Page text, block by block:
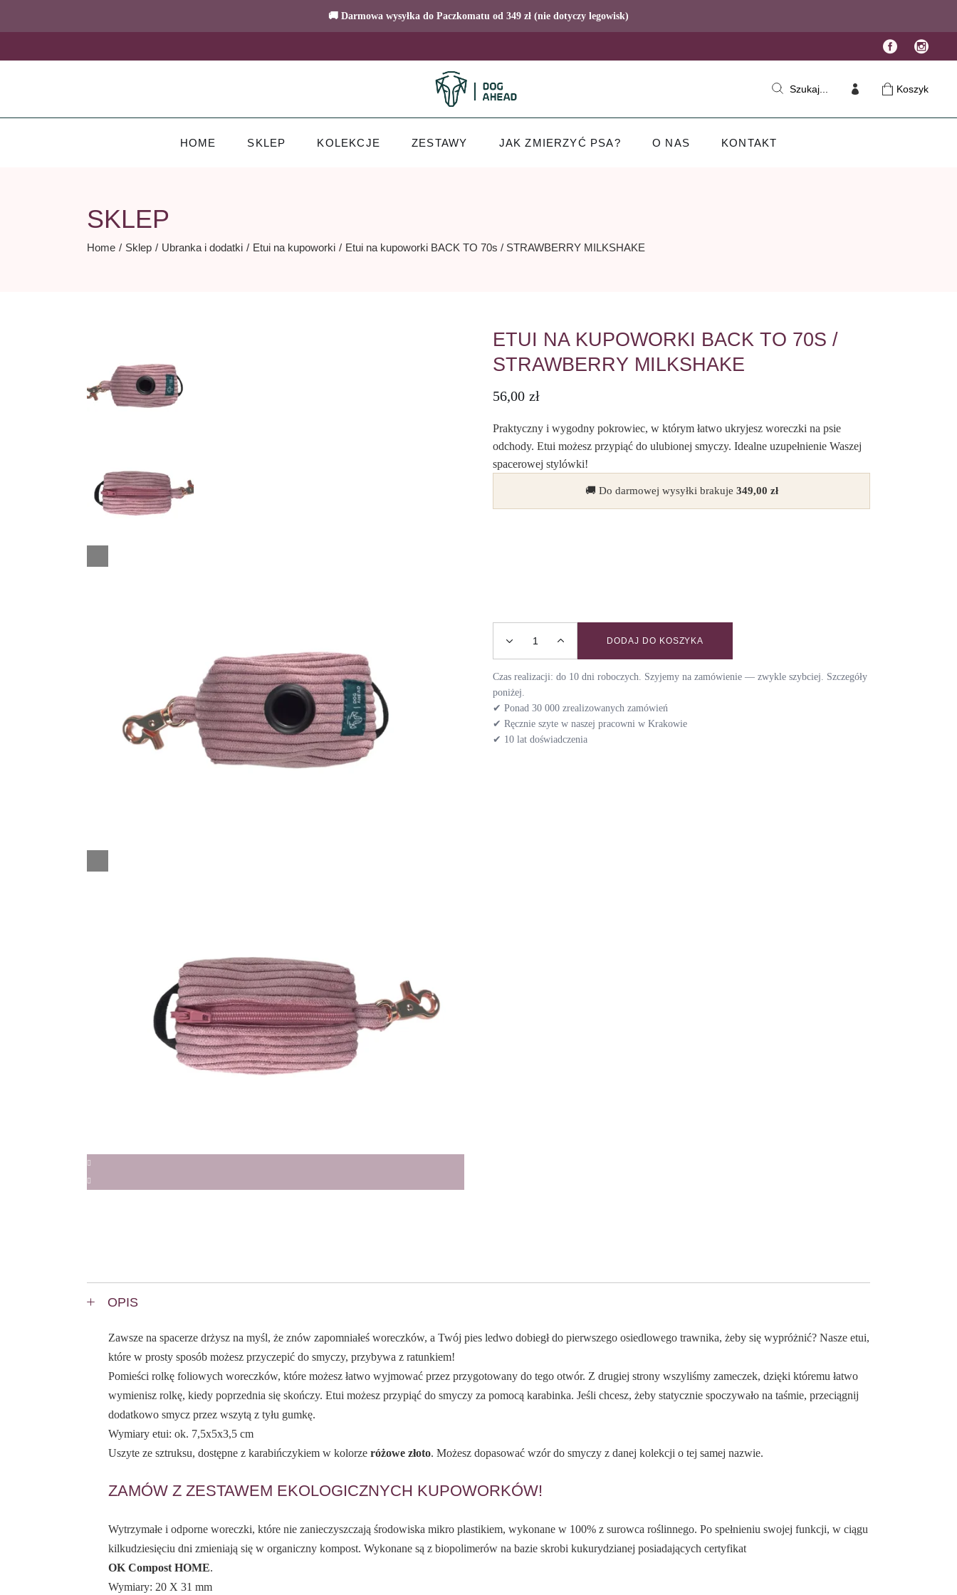
🚚 Darmowa wysyłka do Paczkomatu od 349 zł (nie dotyczy legowisk)
the
Szukaj... Koszyk
HOME SKLEP KOLEKCJE ZESTAWY JAK ZMIERZYĆ PSA? O NAS KONTAKT
SKLEP
Home Sklep Ubranka i dodatki Etui na kupoworki Etui na kupoworki BACK TO 70s / STRAWBERRY MILKSHAKE
ETUI NA KUPOWORKI BACK TO 70S /
STRAWBERRY MILKSHAKE
56,00 zł
Praktyczny i wygodny pokrowiec, w którym łatwo ukryjesz woreczki na psie
odchody. Etui możesz przypiąć do ulubionej smyczy. Idealne uzupełnienie Waszej
spacerowej stylówki!
🚚 Do darmowej wysyłki brakuje 349,00 zł
Etui na kupoworki BACK TO 70s / STRAWBERRY MILKSHAKE quantity
DODAJ DO KOSZYKA
Czas realizacji: do 10 dni roboczych. Szyjemy na zamówienie — zwykle szybciej. Szczegóły
poniżej.
✔ Ponad 30 000 zrealizowanych zamówień
✔ Ręcznie szyte w naszej pracowni w Krakowie
✔ 10 lat doświadczenia
OPIS
Zawsze na spacerze drżysz na myśl, że znów zapomniałeś woreczków, a Twój pies ledwo dobiegł do pierwszego osiedlowego trawnika, żeby się wypróżnić? Nasze etui,
które w prosty sposób możesz przyczepić do smyczy, przybywa z ratunkiem!
Pomieści rolkę foliowych woreczków, które możesz łatwo wyjmować przez przygotowany do tego otwór. Z drugiej strony wszyliśmy zameczek, dzięki któremu łatwo
wymienisz rolkę, kiedy poprzednia się skończy. Etui możesz przypiąć do smyczy za pomocą karabinka. Jeśli chcesz, żeby statycznie spoczywało na taśmie, przeciągnij
dodatkowo smycz przez wszytą z tyłu gumkę.
Wymiary etui: ok. 7,5x5x3,5 cm
Uszyte ze sztruksu, dostępne z karabińczykiem w kolorze różowe złoto. Możesz dopasować wzór do smyczy z danej kolekcji o tej samej nazwie.
ZAMÓW Z ZESTAWEM EKOLOGICZNYCH KUPOWORKÓW!
Wytrzymałe i odporne woreczki, które nie zanieczyszczają środowiska mikro plastikiem, wykonane w 100% z surowca roślinnego. Po spełnieniu swojej funkcji, w ciągu
kilkudziesięciu dni zmieniają się w organiczny kompost. Wykonane są z biopolimerów na bazie skrobi kukurydzianej posiadających certyfikat
OK Compost HOME.
Wymiary: 20 X 31 mm